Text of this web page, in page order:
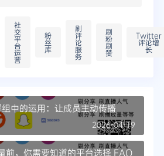
社
交
平
台
运
营
粉
丝
库
刷
评
论
服
务
刷
粉
刷
赞
Twitter
评论增
长
中的运用：让成员主动传播
2026-04-19
前，你需要知道的平台选择 FAQ